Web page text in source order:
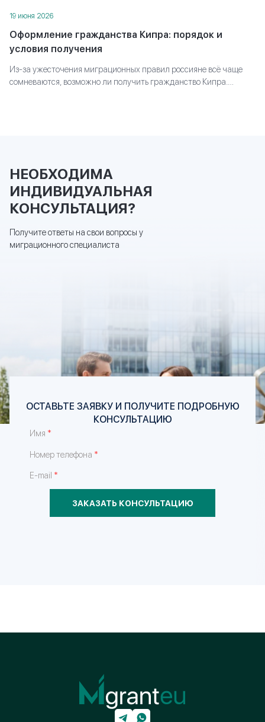
19 июня 2026
Оформление гражданства Кипра: порядок и
условия получения
Из-за ужесточения миграционных правил россияне всё чаще
сомневаются, возможно ли получить гражданство Кипра.
НЕОБХОДИМА
ИНДИВИДУАЛЬНАЯ
КОНСУЛЬТАЦИЯ?
Получите ответы на свои вопросы у
миграционного специалиста
ОСТАВЬТЕ ЗАЯВКУ И ПОЛУЧИТЕ ПОДРОБНУЮ
КОНСУЛЬТАЦИЮ
Имя *
Номер телефона *
E-mail *
ЗАКАЗАТЬ КОНСУЛЬТАЦИЮ